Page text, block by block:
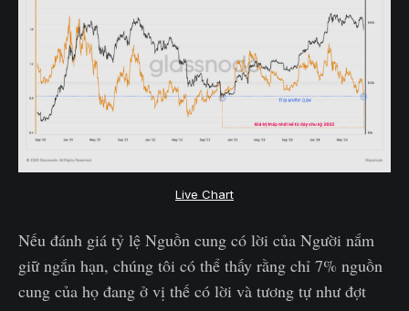
Live Chart
Nếu đánh giá tỷ lệ Nguồn cung có lời của Người nắm
giữ ngắn hạn, chúng tôi có thể thấy rằng chỉ 7% nguồn
cung của họ đang ở vị thế có lời và tương tự như đợt